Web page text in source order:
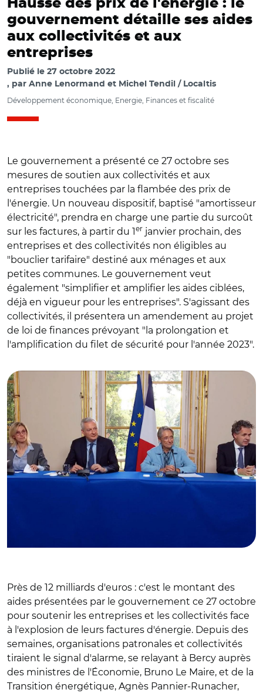
Hausse des prix de l'énergie : le
gouvernement détaille ses aides
aux collectivités et aux
entreprises
Publié le 27 octobre 2022
par Anne Lenormand et Michel Tendil / Localtis
Développement économique, Energie, Finances et fiscalité
Le gouvernement a présenté ce 27 octobre ses
mesures de soutien aux collectivités et aux
entreprises touchées par la flambée des prix de
l'énergie. Un nouveau dispositif, baptisé "amortisseur
électricité", prendra en charge une partie du surcoût
sur les factures, à partir du 1er janvier prochain, des
entreprises et des collectivités non éligibles au
"bouclier tarifaire" destiné aux ménages et aux
petites communes. Le gouvernement veut
également "simplifier et amplifier les aides ciblées,
déjà en vigueur pour les entreprises". S'agissant des
collectivités, il présentera un amendement au projet
de loi de finances prévoyant "la prolongation et
l'amplification du filet de sécurité pour l'année 2023".
© Capture facebook gouvernement/ Agnès Pannier-
Runaher, Bruno Le Maire, Elisabeth Borne et Christophe
Près de 12 milliards d'euros : c'est le montant des
aides présentées par le gouvernement ce 27 octobre
pour soutenir les entreprises et les collectivités face
à l'explosion de leurs factures d'énergie. Depuis des
semaines, organisations patronales et collectivités
tiraient le signal d'alarme, se relayant à Bercy auprès
des ministres de l'Économie, Bruno Le Maire, et de la
Transition énergétique, Agnès Pannier-Runacher,